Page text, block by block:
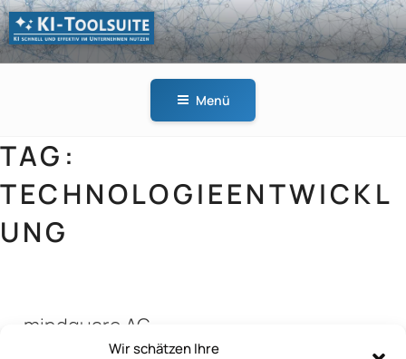
Wir schätzen Ihre
Zum
Inhalt
springen
KI-
Menü
TAG:
TECHNOLOGIEENTWICKL
UNG
mindquare AG